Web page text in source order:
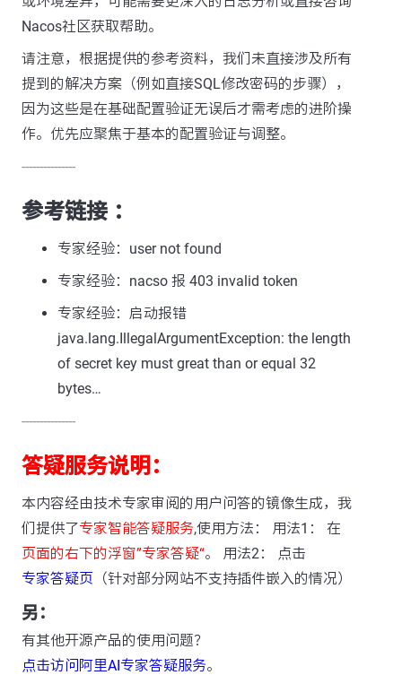
Nacos社区获取帮助。
请注意，根据提供的参考资料，我们未直接涉及所有
提到的解决方案（例如直接SQL修改密码的步骤），
因为这些是在基础配置验证无误后才需考虑的进阶操
作。优先应聚焦于基本的配置验证与调整。
---------------
参考链接 ：
专家经验：user not found
专家经验：nacso 报 403 invalid token
专家经验：启动报错
java.lang.IllegalArgumentException: the length
of secret key must great than or equal 32
bytes…
---------------
答疑服务说明：
本内容经由技术专家审阅的用户问答的镜像生成，我
们提供了专家智能答疑服务,使用方法： 用法1： 在
页面的右下的浮窗”专家答疑“。 用法2： 点击
专家答疑页 （针对部分网站不支持插件嵌入的情况）
另：
有其他开源产品的使用问题？
点击访问阿里AI专家答疑服务。